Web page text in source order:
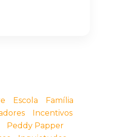
Escola
Família
Incentivos
Peddy Papper